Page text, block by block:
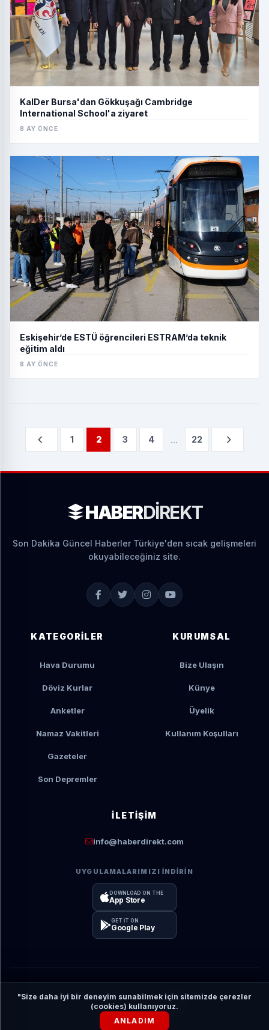
KalDer Bursa'dan Gökkuşağı Cambridge
International School'a ziyaret
8 AY ÖNCE
Eskişehir’de ESTÜ öğrencileri ESTRAM’da teknik
eğitim aldı
8 AY ÖNCE
1 2 3 4 ... 22
HABERDIREKT
Son Dakika Güncel Haberler Türkiye'den sıcak gelişmeleri
okuyabileceğiniz site.
KATEGORILER
Hava Durumu
Döviz Kurlar
Anketler
Namaz Vakitleri
Gazeteler
Son Depremler
KURUMSAL
Bize Ulaşın
Künye
Üyelik
Kullanım Koşulları
İLETIŞIM
info@haberdirekt.com
UYGULAMALARIMIZI İNDIRIN
DOWNLOAD ON THE
App Store
GET IT ON
Google Play
© 2026 Haberdirekt.com Tüm hakları saklıdır.
YAZILIM: YN HABER
"Size daha iyi bir deneyim sunabilmek için sitemizde çerezler
(cookies) kullanıyoruz.
ANLADIM